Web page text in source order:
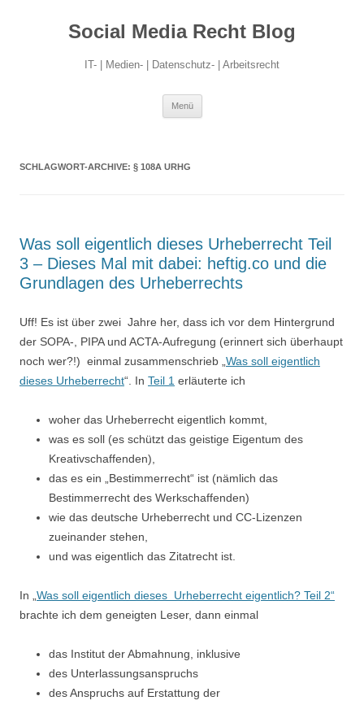
Social Media Recht Blog
IT- | Medien- | Datenschutz- | Arbeitsrecht
Menü
SCHLAGWORT-ARCHIVE: § 108A URHG
Was soll eigentlich dieses Urheberrecht Teil
3 – Dieses Mal mit dabei: heftig.co und die
Grundlagen des Urheberrechts
Uff! Es ist über zwei Jahre her, dass ich vor dem Hintergrund
der SOPA-, PIPA und ACTA-Aufregung (erinnert sich überhaupt
noch wer?!) einmal zusammenschrieb „ Was soll eigentlich
dieses Urheberrecht“. In Teil 1 erläuterte ich
woher das Urheberrecht eigentlich kommt,
was es soll (es schützt das geistige Eigentum des
Kreativschaffenden),
das es ein „Bestimmerrecht“ ist (nämlich das
Bestimmerrecht des Werkschaffenden)
wie das deutsche Urheberrecht und CC-Lizenzen
zueinander stehen,
und was eigentlich das Zitatrecht ist.
In „ Was soll eigentlich dieses Urheberrecht eigentlich? Teil 2“
brachte ich dem geneigten Leser, dann einmal
das Institut der Abmahnung, inklusive
des Unterlassungsanspruchs
des Anspruchs auf Erstattung der